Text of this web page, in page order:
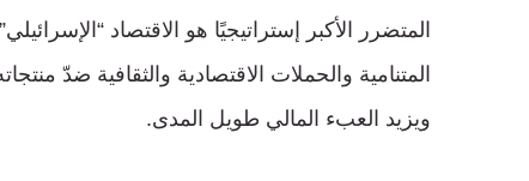
المتضرر الأكبر إستراتيجيًا هو الاقتصاد
المتنامية والحملات الاقتصادية والثقافية ضدّ
ويزيد العبء المالي طويل المدى.